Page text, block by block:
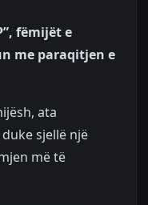
fëmijët e
me paraqitjen e
ata
sjellë një
më të